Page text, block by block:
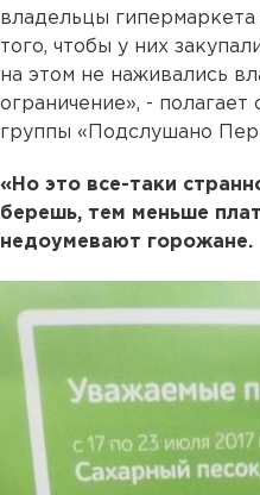
владельцы
того, чтобы у них
на этом не наживались
ограничение», - полагает
группы «Подслушано
«Но это все-таки
берешь, тем меньше
недоумевают горожане.